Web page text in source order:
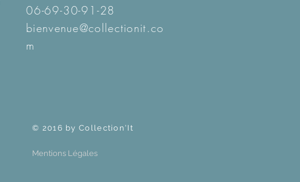
06-69-30-91-28
bienvenue@collectionit.co
m
© 2016 by Collection'It
Mentions Légales